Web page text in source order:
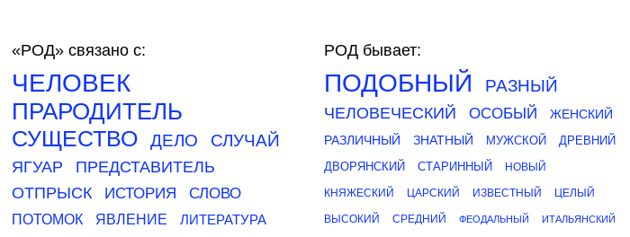
«РОД» связано с:
ЧЕЛОВЕК
ПРАРОДИТЕЛЬ
СУЩЕСТВО ДЕЛО СЛУЧАЙ
ЯГУАР
ПРЕДСТАВИТЕЛЬ
ОТПРЫСК
ИСТОРИЯ СЛОВО
ПОТОМОК ЯВЛЕНИЕ
ЛИТЕРАТУРА
РОД бывает:
ПОДОБНЫЙ РАЗНЫЙ
ЧЕЛОВЕЧЕСКИЙ ОСОБЫЙ
ЖЕНСКИЙ
РАЗЛИЧНЫЙ
ЗНАТНЫЙ МУЖСКОЙ
ДРЕВНИЙ
ДВОРЯНСКИЙ
СТАРИННЫЙ НОВЫЙ
КНЯЖЕСКИЙ ЦАРСКИЙ ИЗВЕСТНЫЙ ЦЕЛЫЙ
ВЫСОКИЙ СРЕДНИЙ ФЕОДАЛЬНЫЙ ИТАЛЬЯНСКИЙ